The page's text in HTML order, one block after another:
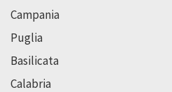
Campania
Puglia
Basilicata
Calabria